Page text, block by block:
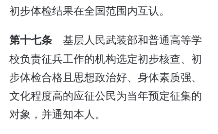
初步体检结果在全国范围内互认。
第十七条 基层人民武装部和普通高等学
校负责征兵工作的机构选定初步核查、初
步体检合格且思想政治好、身体素质强、
文化程度高的应征公民为当年预定征集的
对象，并通知本人。